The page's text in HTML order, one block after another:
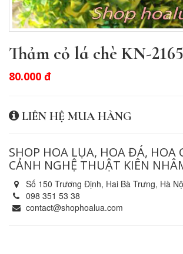
Thảm cỏ lá chè KN-2165
80.000 đ
LIÊN HỆ MUA HÀNG
SHOP HOA LỤA, HOA ĐÁ, HOA
CẢNH NGHỆ THUẬT KIÊN
Số 150 Trương Định, Hai Bà Trưng, Hà
098 351 53 38
contact@shophoalua.com